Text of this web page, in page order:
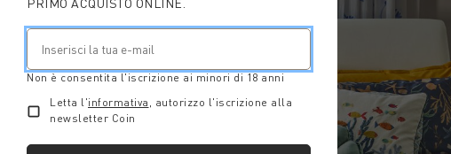
PRIMO ACQUISTO ONLINE.
Non è consentita l'iscrizione ai minori di 18 anni
Letta l'informativa , autorizzo l'iscrizione alla
newsletter Coin